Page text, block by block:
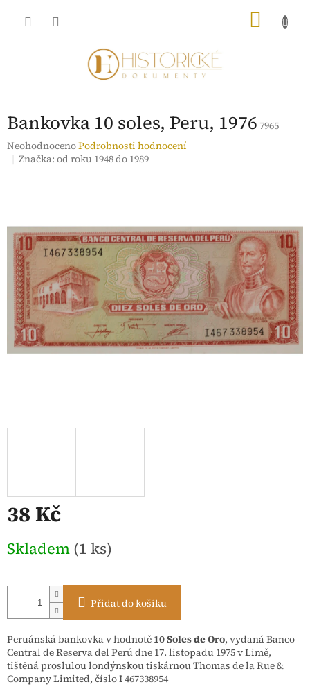
Bankovka 10 soles, Peru, 1976 7965
Průměrné
hodnocení
5
hvězdiček.
NeohodnocenoPodrobnosti hodnocení
Značka:od roku 1948 do 1989
38 Kč
cena:
Skladem (1 ks)
Přidat do košíku
Peruánská bankovka v hodnotě 10 Soles de Oro, vydaná Banco
Central de Reserva del Perú dne 17. listopadu 1975 v Limě,
tištěná proslulou londýnskou tiskárnou Thomas de la Rue &
Company Limited, číslo I 467338954